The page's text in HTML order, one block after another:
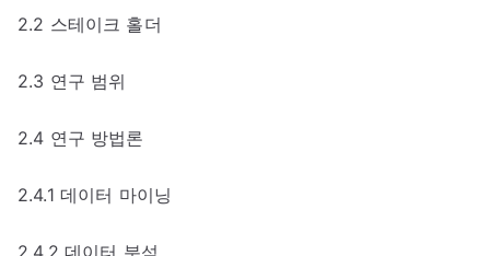
2.2 스테이크 홀더
2.3 연구 범위
2.4 연구 방법론
2.4.1 데이터 마이닝
2.4.2 데이터 분석